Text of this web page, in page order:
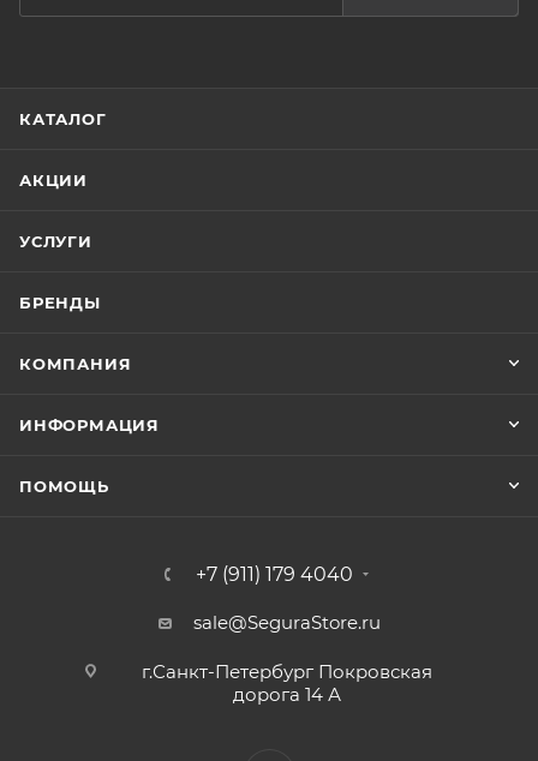
КАТАЛОГ
АКЦИИ
УСЛУГИ
БРЕНДЫ
КОМПАНИЯ
ИНФОРМАЦИЯ
ПОМОЩЬ
+7 (911) 179 4040
sale@SeguraStore.ru
г.Санкт-Петербург Покровская
дорога 14 А